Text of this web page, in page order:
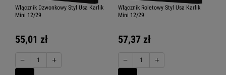
Włącznik Dzwonkowy Styl Usa Karlik
Mini 12/29
55,01 zł
− +
Włącznik Roletowy Styl Usa Karlik
Mini 12/29
57,37 zł
− +